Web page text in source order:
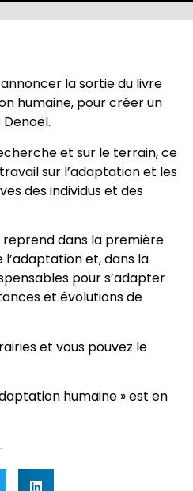
la sortie du livre
humaine, pour créer un
et sur le terrain, ce
sur l’adaptation et les
des individus et des
dans la première
et, dans la
pour s’adapter
et évolutions de
et vous pouvez le
humaine » est en